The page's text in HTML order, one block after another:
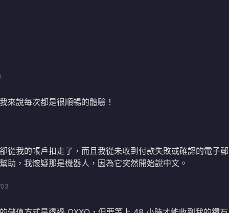
來說每次都是很順暢的體驗！
從我的帳戶扣走了，而且我從未收到付款失敗或確認的電子郵
助，我懷疑那是機器人，因為它突然開始說中文。